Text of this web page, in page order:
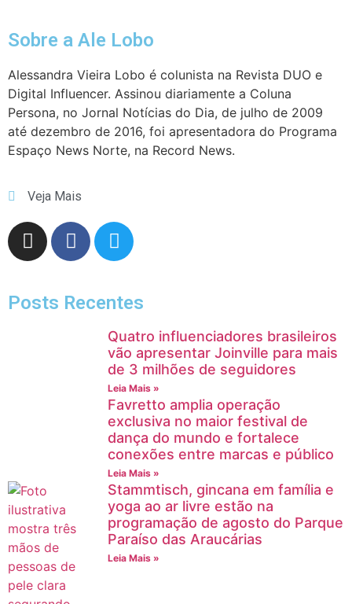
Sobre a Ale Lobo
Alessandra Vieira Lobo é colunista na Revista DUO e
Digital Influencer. Assinou diariamente a Coluna
Persona, no Jornal Notícias do Dia, de julho de 2009
até dezembro de 2016, foi apresentadora do Programa
Espaço News Norte, na Record News.
Veja Mais
Posts Recentes
Quatro influenciadores brasileiros
vão apresentar Joinville para mais
de 3 milhões de seguidores
Leia Mais »
Favretto amplia operação
exclusiva no maior festival de
dança do mundo e fortalece
conexões entre marcas e público
Leia Mais »
Stammtisch, gincana em família e
yoga ao ar livre estão na
programação de agosto do Parque
Paraíso das Araucárias
Leia Mais »